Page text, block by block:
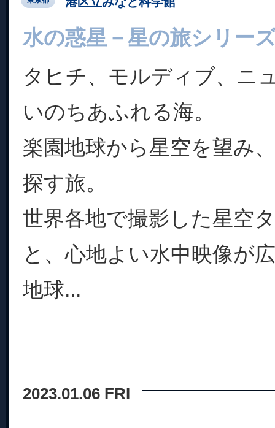
水の惑星－星の旅シリー
タヒチ、モルディブ、ニ
いのちあふれる海。
楽園地球から星空を望み
探す旅。
世界各地で撮影した星空
と、心地よい水中映像が
地球...
2023.01.06 FRI